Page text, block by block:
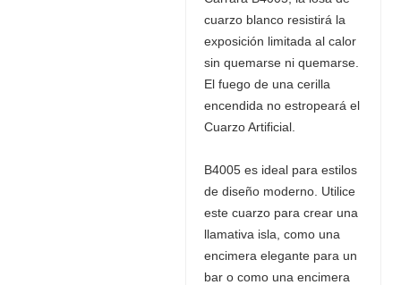
cuarzo blanco resistirá la
exposición limitada al calor
sin quemarse ni quemarse.
El fuego de una cerilla
encendida no estropeará el
Cuarzo Artificial.
B4005 es ideal para estilos
de diseño moderno. Utilice
este cuarzo para crear una
llamativa isla, como una
encimera elegante para un
bar o como una encimera